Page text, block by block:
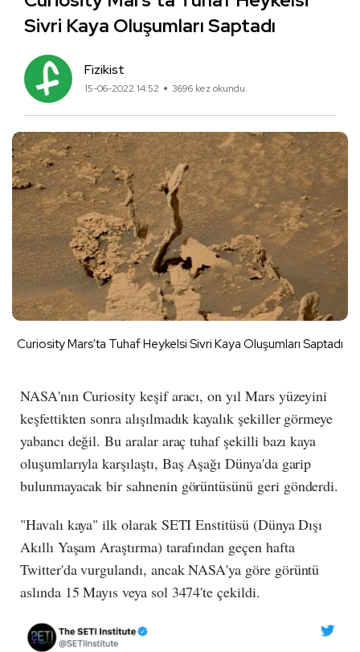
Sivri Kaya Oluşumları Saptadı
Fizikist
15-06-2022 14:52 3696 kez okundu.
Curiosity Mars'ta Tuhaf Heykelsi Sivri Kaya Oluşumları Saptadı
NASA'nın Curiosity keşif aracı, on yıl Mars yüzeyini
keşfettikten sonra alışılmadık kayalık şekiller görmeye
yabancı değil. Bu aralar araç tuhaf şekilli bazıkaya
oluşumlarıyla karşılaştı, Baş Aşağı Dünya'da garip
bulunmayacak bir sahnenin görüntüsünü geri gönderdi.
"Havalı kaya" ilk olarak SETI Enstitüsü (Dünya Dışı
Akıllı Yaşam Araştırma) tarafından geçen hafta
Twitter'da vurgulandı, ancak NASA'ya göre görüntü
aslında 15 Mayıs veya sol 3474'te çekildi.